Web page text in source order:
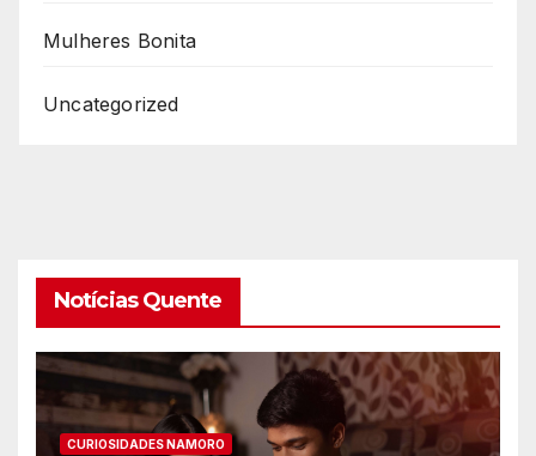
Mulheres Bonita
Uncategorized
Notícias Quente
CURIOSIDADES NAMORO